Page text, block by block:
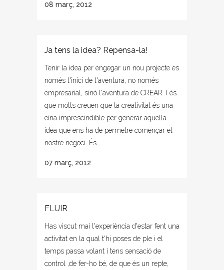
08 març, 2012
Ja tens la idea? Repensa-la!
Tenir la idea per engegar un nou projecte es
només l'inici de l'aventura, no només
empresarial, sinó l'aventura de CREAR. I és
que molts creuen que la creativitat és una
eina imprescindible per generar aquella
idea que ens ha de permetre començar el
nostre negoci. És...
07 març, 2012
FLUIR
Has viscut mai l'experiència d'estar fent una
activitat en la qual t'hi poses de ple i el
temps passa volant i tens sensació de
control ,de fer-ho bé, de que és un repte,